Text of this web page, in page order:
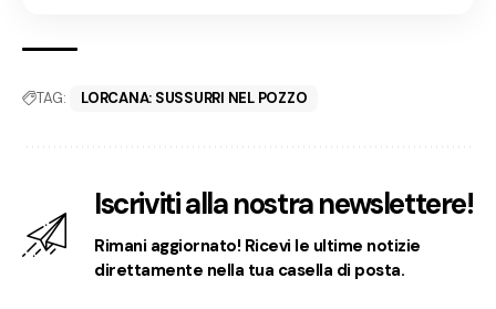
TAG: LORCANA: SUSSURRI NEL POZZO
Iscriviti alla nostra newslettere!
Rimani aggiornato! Ricevi le ultime notizie
direttamente nella tua casella di posta.